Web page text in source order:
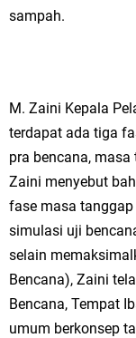
sampah.
M. Zaini Kepala
terdapat ada tiga
pra bencana,
Zaini menyebut
fase masa
simulasi uji
selain
Bencana), Zaini
Bencana, Tempat
umum berkonsep